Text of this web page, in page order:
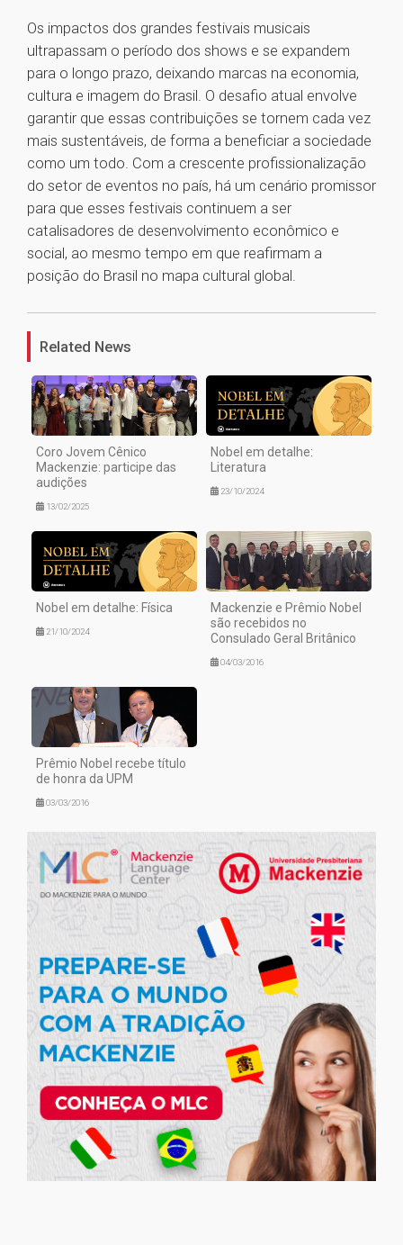
Os impactos dos grandes festivais musicais
ultrapassam o período dos shows e se expandem
para o longo prazo, deixando marcas na economia,
cultura e imagem do Brasil. O desafio atual envolve
garantir que essas contribuições se tornem cada vez
mais sustentáveis, de forma a beneficiar a sociedade
como um todo. Com a crescente profissionalização
do setor de eventos no país, há um cenário promissor
para que esses festivais continuem a ser
catalisadores de desenvolvimento econômico e
social, ao mesmo tempo em que reafirmam a
posição do Brasil no mapa cultural global.
1
Related News
Coro Jovem Cênico
Mackenzie: participe das
audições
13/02/2025
Nobel em detalhe:
Literatura
23/10/2024
Nobel em detalhe: Física
21/10/2024
Mackenzie e Prêmio Nobel
são recebidos no
Consulado Geral Britânico
04/03/2016
Prêmio Nobel recebe título
de honra da UPM
03/03/2016